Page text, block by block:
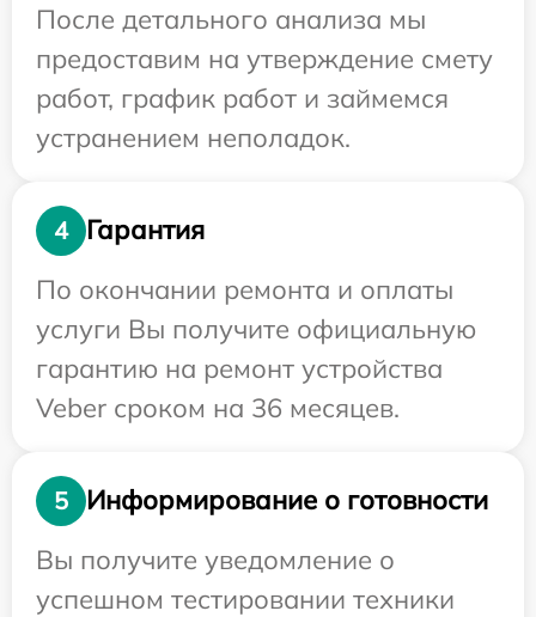
После детального анализа мы
предоставим на утверждение смету
работ, график работ и займемся
устранением неполадок.
4
Гарантия
По окончании ремонта и оплаты
услуги Вы получите официальную
гарантию на ремонт устройства
Veber сроком на 36 месяцев.
5
Информирование о готовности
Вы получите уведомление о
успешном тестировании техники